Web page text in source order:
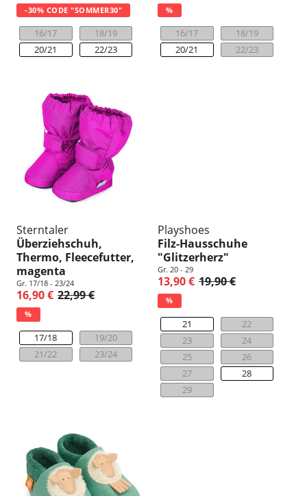
-30% CODE "SOMMER30"
16/17
18/19
20/21
22/23
%
16/17
18/19
20/21
22/23
Sterntaler
Überziehschuh,
Thermo, Fleecefutter,
magenta
Gr. 17/18 - 23/24
16,90 € 22,99 €
%
17/18
19/20
21/22
23/24
Playshoes
Filz-Hausschuhe
"Glitzerherz"
Gr. 20 - 29
13,90 € 19,90 €
%
21
22
23
24
25
26
27
28
29